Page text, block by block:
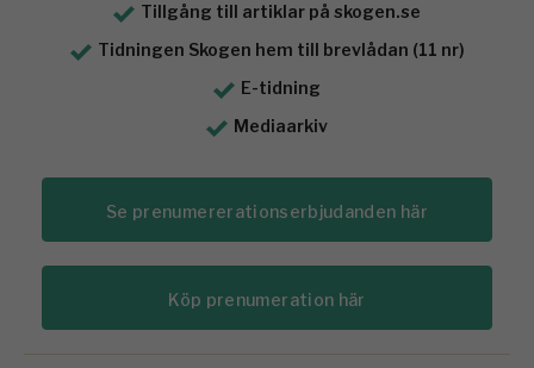
Tillgång till artiklar på skogen.se
Tidningen Skogen hem till brevlådan (11 nr)
E-tidning
Mediaarkiv
Se prenumererationserbjudanden här
Köp prenumeration här